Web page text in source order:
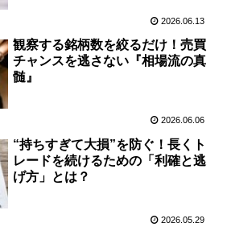
2026.06.13
観察する銘柄数を絞るだけ！売買
チャンスを逃さない『相場流の真
髄』
2026.06.06
“持ちすぎて大損”を防ぐ！長くト
レードを続けるための「利確と逃
げ方」とは？
2026.05.29